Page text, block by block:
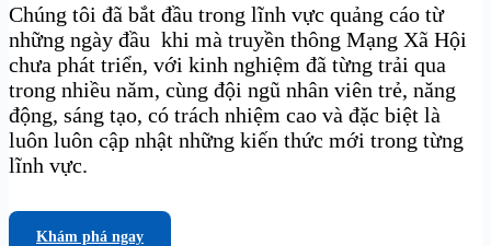
Chúng tôi đã bắt đầu trong lĩnh vực quảng cáo từ
những ngày đầu khi mà truyền thông Mạng Xã Hội
chưa phát triển, với kinh nghiệm đã từng trải qua
trong nhiều năm, cùng đội ngũ nhân viên trẻ, năng
động, sáng tạo, có trách nhiệm cao và đặc biệt là
luôn luôn cập nhật những kiến thức mới trong từng
lĩnh vực.
Khám phá ngay